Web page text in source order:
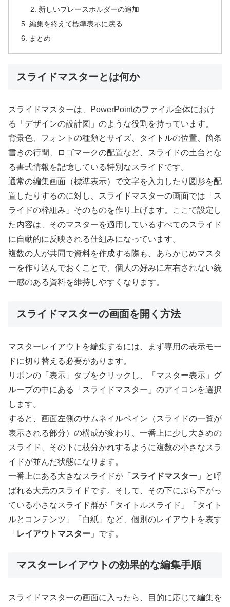
新しいプレースホルダーの追加
編集を終えて標準表示に戻る
まとめ
スライドマスターとは何か
スライドマスターは、PowerPointのファイル全体におけ
る「デザインの設計図」のような役割を持っています。
背景色、フォントの種類とサイズ、タイトルの位置、箇条
書きの行間、ロゴマークの配置など、スライドの土台とな
る書式情報を記憶している特別なスライドです。
通常の編集画面（標準表示）で文字を入力したり図形を配
置したりするのに対し、スライドマスターの画面では「ス
ライドの枠組み」そのものを作り上げます。ここで設定し
た内容は、そのマスターを適用しているすべてのスライド
に自動的に反映される仕組みになっています。
複数の人が共同で資料を作成する際も、あらかじめマスタ
ーを作り込んでおくことで、個人の好みに左右されない統
一感のある資料を維持しやすくなります。
スライドマスターの画面を開く方法
マスターレイアウトを編集するには、まず専用の表示モー
ドに切り替える必要があります。
リボンの「表示」タブをクリックし、「マスター表示」グ
ループの中にある「スライドマスター」のアイコンを選択
します。
すると、画面左側のサムネイルペイン（スライドの一覧が
表示される部分）の構成が変わり、一番上に少し大きめの
スライド、その下に枝分かれするように複数の小さなスラ
イドが並んだ状態になります。
一番上にある大きなスライドが「 スライドマスター 」と呼
ばれる大元のスライドです。そして、その下にぶら下がっ
ている小さなスライド群が「タイトルスライド」「タイト
ルとコンテンツ」「白紙」など、個別のレイアウトを表す
「 レイアウトマスター 」です。
マスターレイアウトの効果的な編集手順
スライドマスターの画面に入ったら、目的に応じて編集を